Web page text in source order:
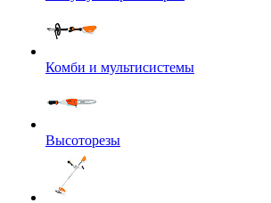
Комби и мультисистемы
Высоторезы